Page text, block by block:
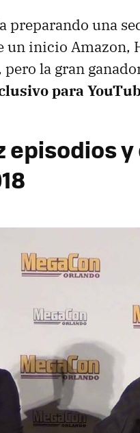
preparando una
un inicio Amazon,
la gran
para
episodios